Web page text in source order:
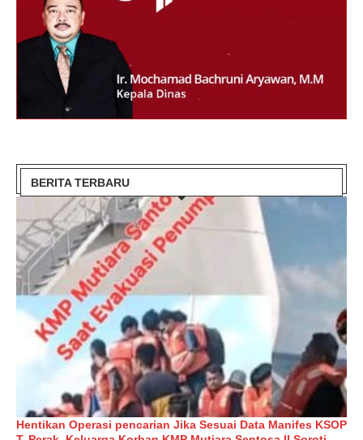
BERITA TERBARU
Hentikan Operasi pencarian Jika Sesuai Data Manifes KSOP